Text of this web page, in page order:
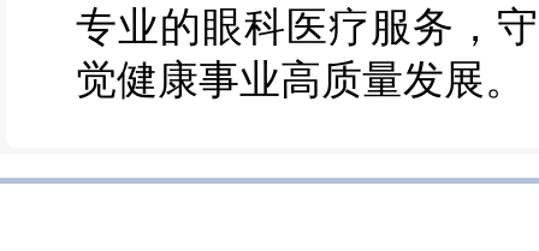
专业的眼科医疗服务，
觉健康事业高质量发展。